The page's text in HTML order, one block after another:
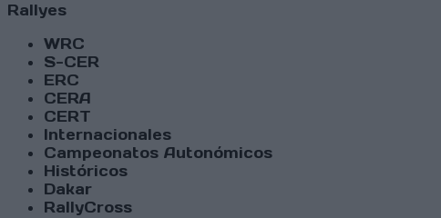
Rallyes
WRC
S-CER
ERC
CERA
CERT
Internacionales
Campeonatos Autonómicos
Históricos
Dakar
RallyCross